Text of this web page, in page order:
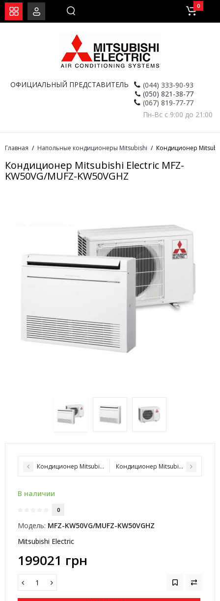
ОФИЦИАЛЬНЫЙ ПРЕДСТАВИТЕЛЬ
(044) 333-90-93
(050) 821-38-77
(067) 819-77-77
Пн-Вс с 9:00 до 21:00
0
Главная Напольные кондиционеры Mitsubishi Кондиционер
Кондиционер Mitsubishi Electric MFZ-
KW50VG/MUFZ-KW50VGHZ
Кондиционер Mitsubishi Electric MFZ-KW35VG/MUFZ-KW35VGHZ
Кондиционер Mitsubishi Electric
В наличии
0
Модель: MFZ-KW50VG/MUFZ-KW50VGHZ
Mitsubishi Electric
199021 грн